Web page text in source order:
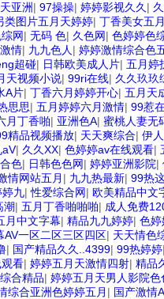
亚洲| 97操操| 婷婷影视久久 |
类图片五月天婷婷| 丁香美女五
网| 无码 色| 久色网| 色婷婷色
情| 九九色人 | 婷婷激情综合色
超碰| 日韩欧美成人片| 五月婷
天视频小说| 99ri在线| 久久玖玖
A片| 丁香六月婷婷开心| 五月天
思思| 五月婷婷六月激情| 99惹
月丁香啪| 亚洲色A| 蜜桃人妻无
精品视频播放| 天天爽综合| 伊
aV| 久久XX| 色婷婷av在线观看|
色| 日韩色色网| 婷婷亚洲影院|
情网站五月 | 九九热最新| 99热
婷九|性爱综合网| 欧美精品中文
潮| 五月丁香啪啪啪| 成人免费
月中文字幕| 精品九九婷婷| 色婷
AV一区二区三区四区| 天天情色
| 国产精品久久..4399| 99热婷婷
看| 婷婷五月天激情四射| 精品
合精品| 婷婷五月天男人影院色
综合亚洲色婷婷五月 | 国产激情